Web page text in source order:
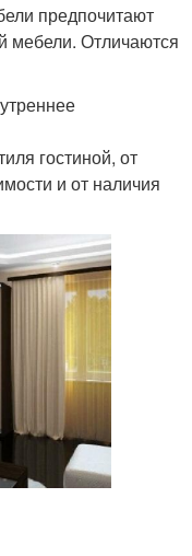
предпочитают
мебели. Отличаются
гостиной, от
и от наличия